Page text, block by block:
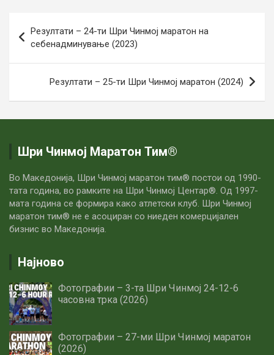
на
напис
Резултати – 24-ти Шри Чинмој маратон на
себенадминување (2023)
Резултати – 25-ти Шри Чинмој маратон (2024)
Шри Чинмој Маратон Тим®
Во Македонија, Шри Чинмој маратон тим® постои од 1990-
тата година, во рамките на Шри Чинмој Центар®. Од 1997-
мата година се формира како атлетски клуб. Шри Чинмој
маратон тим® не е асоциран со ниеден комерцијален
бизнис во Македонија.
Најново
Фотографии – 3-та Шри Чинмој 24-12-6
часовна трка (2026)
Фотографии – 27-ми Шри Чинмој маратон
(2026)